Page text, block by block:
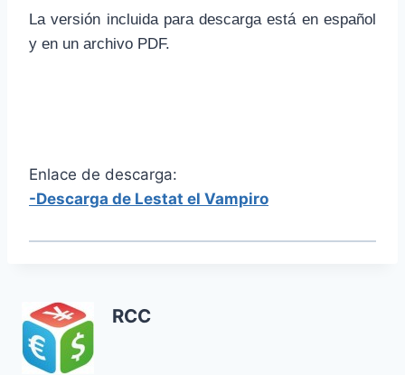
La versión incluida para descarga está en español
y en un archivo PDF.
Enlace de descarga:
-Descarga de Lestat el Vampiro
RCC